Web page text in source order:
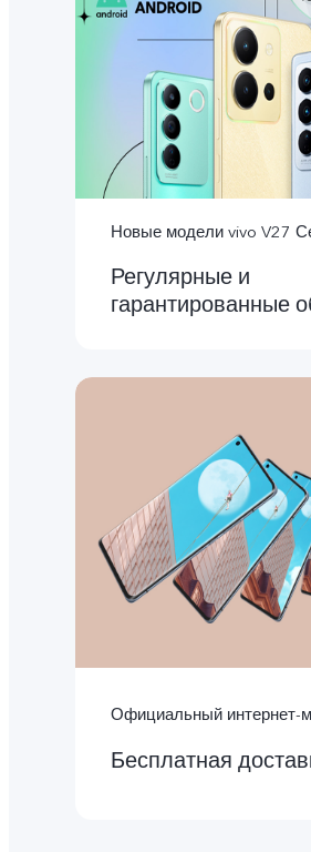
Новые модели vivo V27
Регулярные и
гарантированные
Официальный интернет-
Бесплатная